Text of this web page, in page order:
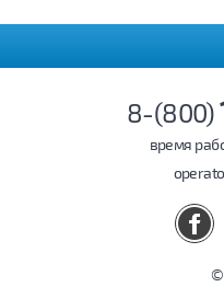
8-(800)
время
©